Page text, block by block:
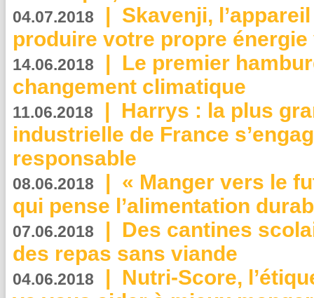
04.07.2018 | Skavenji,
produire votre propre
14.06.2018 | Le premier
changement climatique
11.06.2018 | Harrys : la plus
industrielle de France
responsable
08.06.2018 | « Manger vers le
qui pense l’alimentation
07.06.2018 | Des cantines
des repas sans viande
04.06.2018 | Nutri-Score,